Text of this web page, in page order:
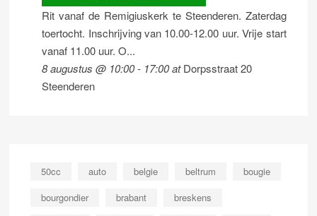
Rit vanaf de Remigiuskerk te Steenderen. Zaterdag
toertocht. Inschrijving van 10.00-12.00 uur. Vrije start
vanaf 11.00 uur. O...
8 augustus @ 10:00- 17:00atDorpsstraat 20
Steenderen
50cc auto belgie beltrum
bougie
bourgondier
brabant
breskens